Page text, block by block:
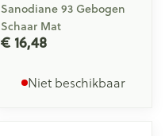
Sanodiane 93 Gebogen
Schaar Mat
€ 16,48
Niet beschikbaar